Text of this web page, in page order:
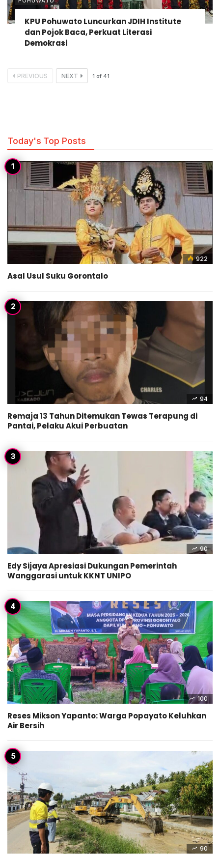
KPU Pohuwato Luncurkan JDIH Institute
dan Pojok Baca, Perkuat Literasi
Demokrasi
PREVIOUS NEXT 1 of 41
Today's Top Posts
922
Asal Usul Suku Gorontalo
94
Remaja 13 Tahun Ditemukan Tewas Terapung di
Pantai, Pelaku Akui Perbuatan
90
Edy Sijaya Apresiasi Dukungan Pemerintah
Wanggarasi untuk KKNT UNIPO
100
Reses Mikson Yapanto: Warga Popayato Keluhkan
Air Bersih
90